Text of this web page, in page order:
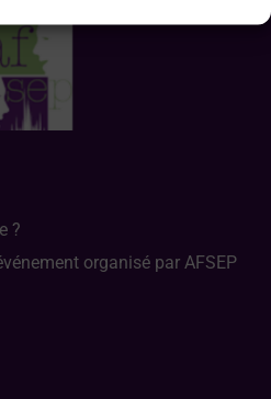
?
organisé par AFSEP